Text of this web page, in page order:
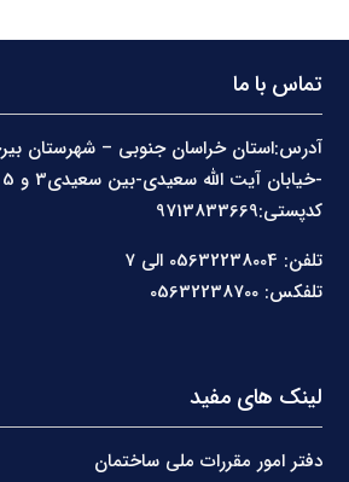
تماس با ما
آدرس:استان خراسان جنوبی – شهرستان
کدپستی:9713833669
تلفن: 05632238004 الی 7
تلفکس: 05632238700
لینک های مفید
دفتر امور مقررات ملی ساختمان